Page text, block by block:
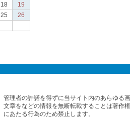
18
19
25
26
管理者の許諾を得ずに当サイト内のあらゆる
文章をなどの情報を無断転載することは著作
にあたる行為のため禁止します。